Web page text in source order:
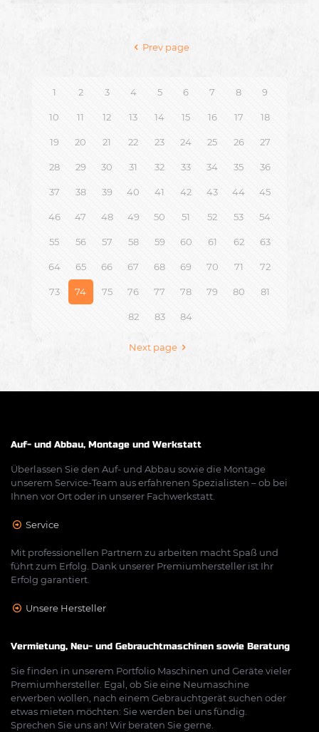
Prev page
1 2 3 4 5 6 7 8 9
10 11 12 13 14 15 16 17 18
19 20 21 22 23 24 25 26 27
28 29 30 31 32 33 34 35 36
37 38 39 40 41 42 43 44 45
46 47 48 49 50 51 52 53 54
55 56 57 58 59 60 61 62 63
64 65 66 67 68 69 70 71 72
73 74 75 76 77 78 79 80 81
82 83 84
Next page
Auf- und Abbau, Montage und Werkstatt
Überlassen Sie den Auf- und Abbau sowie die Montage
unserem Service-Team aus erfahrenen Spezialisten – ob bei
Ihnen vor Ort oder in unserer Fachwerkstatt.
Service
Mit professionellen Partnern zu arbeiten macht Spaß und
führt zum Erfolg. Dank unserer Premiumhersteller ist Ihr
Erfolg garantiert.
Unsere Hersteller
Vermietung, Neu- und Gebrauchtmaschinen sowie Beratung
Sie finden in unserem Portfolio Maschinen und Geräte vieler
Premiumhersteller. Egal, ob Sie eine Neumaschine
erwerben wollen, nach einem Gebrauchtgerät suchen oder
etwas mieten möchten: Sie werden bei uns fündig.
Sprechen Sie uns an! Wir beraten Sie gerne.